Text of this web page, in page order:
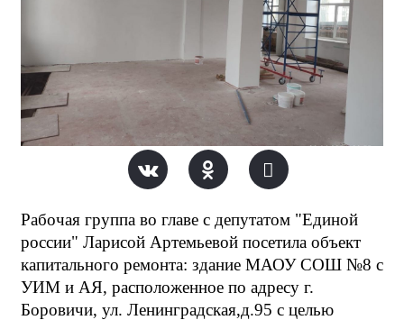
Рабочая группа во главе с депутатом "Единой
россии" Ларисой Артемьевой посетила объект
капитального ремонта: здание МАОУ СОШ №8 с
УИМ и АЯ, расположенное по адресу г.
Боровичи, ул. Ленинградская,д.95 с целью